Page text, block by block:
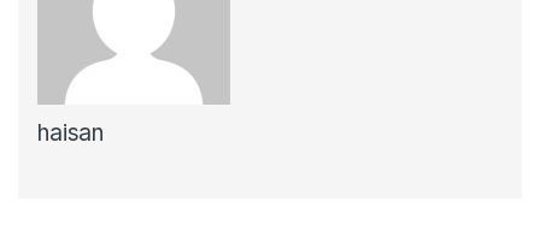
haisan